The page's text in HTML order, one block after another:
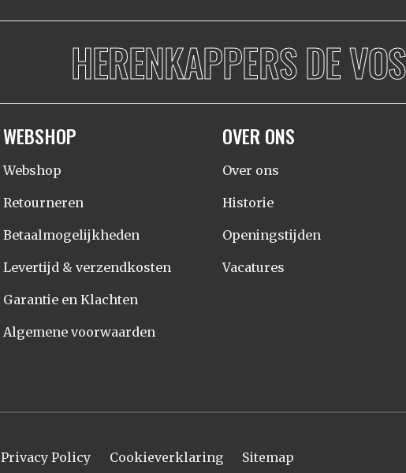
HERENKAPPERS DE VOS
WEBSHOP
Webshop
Retourneren
Betaalmogelijkheden
Levertijd & verzendkosten
Garantie en Klachten
Algemene voorwaarden
OVER ONS
Over ons
Historie
Openingstijden
Vacatures
Privacy Policy Cookieverklaring Sitemap